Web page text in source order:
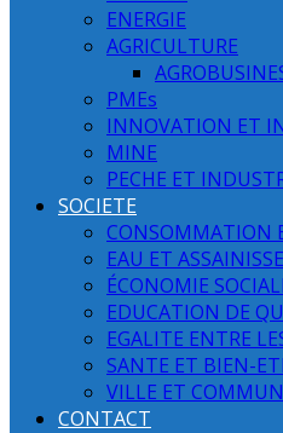
ENERGIE
AGRICULTURE
PMEs
INNOVATION ET
MINE
PECHE ET
SOCIETE
CONSOMMATION
EAU ET
ÉCONOMIE
EDUCATION DE
EGALITE ENTRE
SANTE ET BIEN-
VILLE ET
CONTACT